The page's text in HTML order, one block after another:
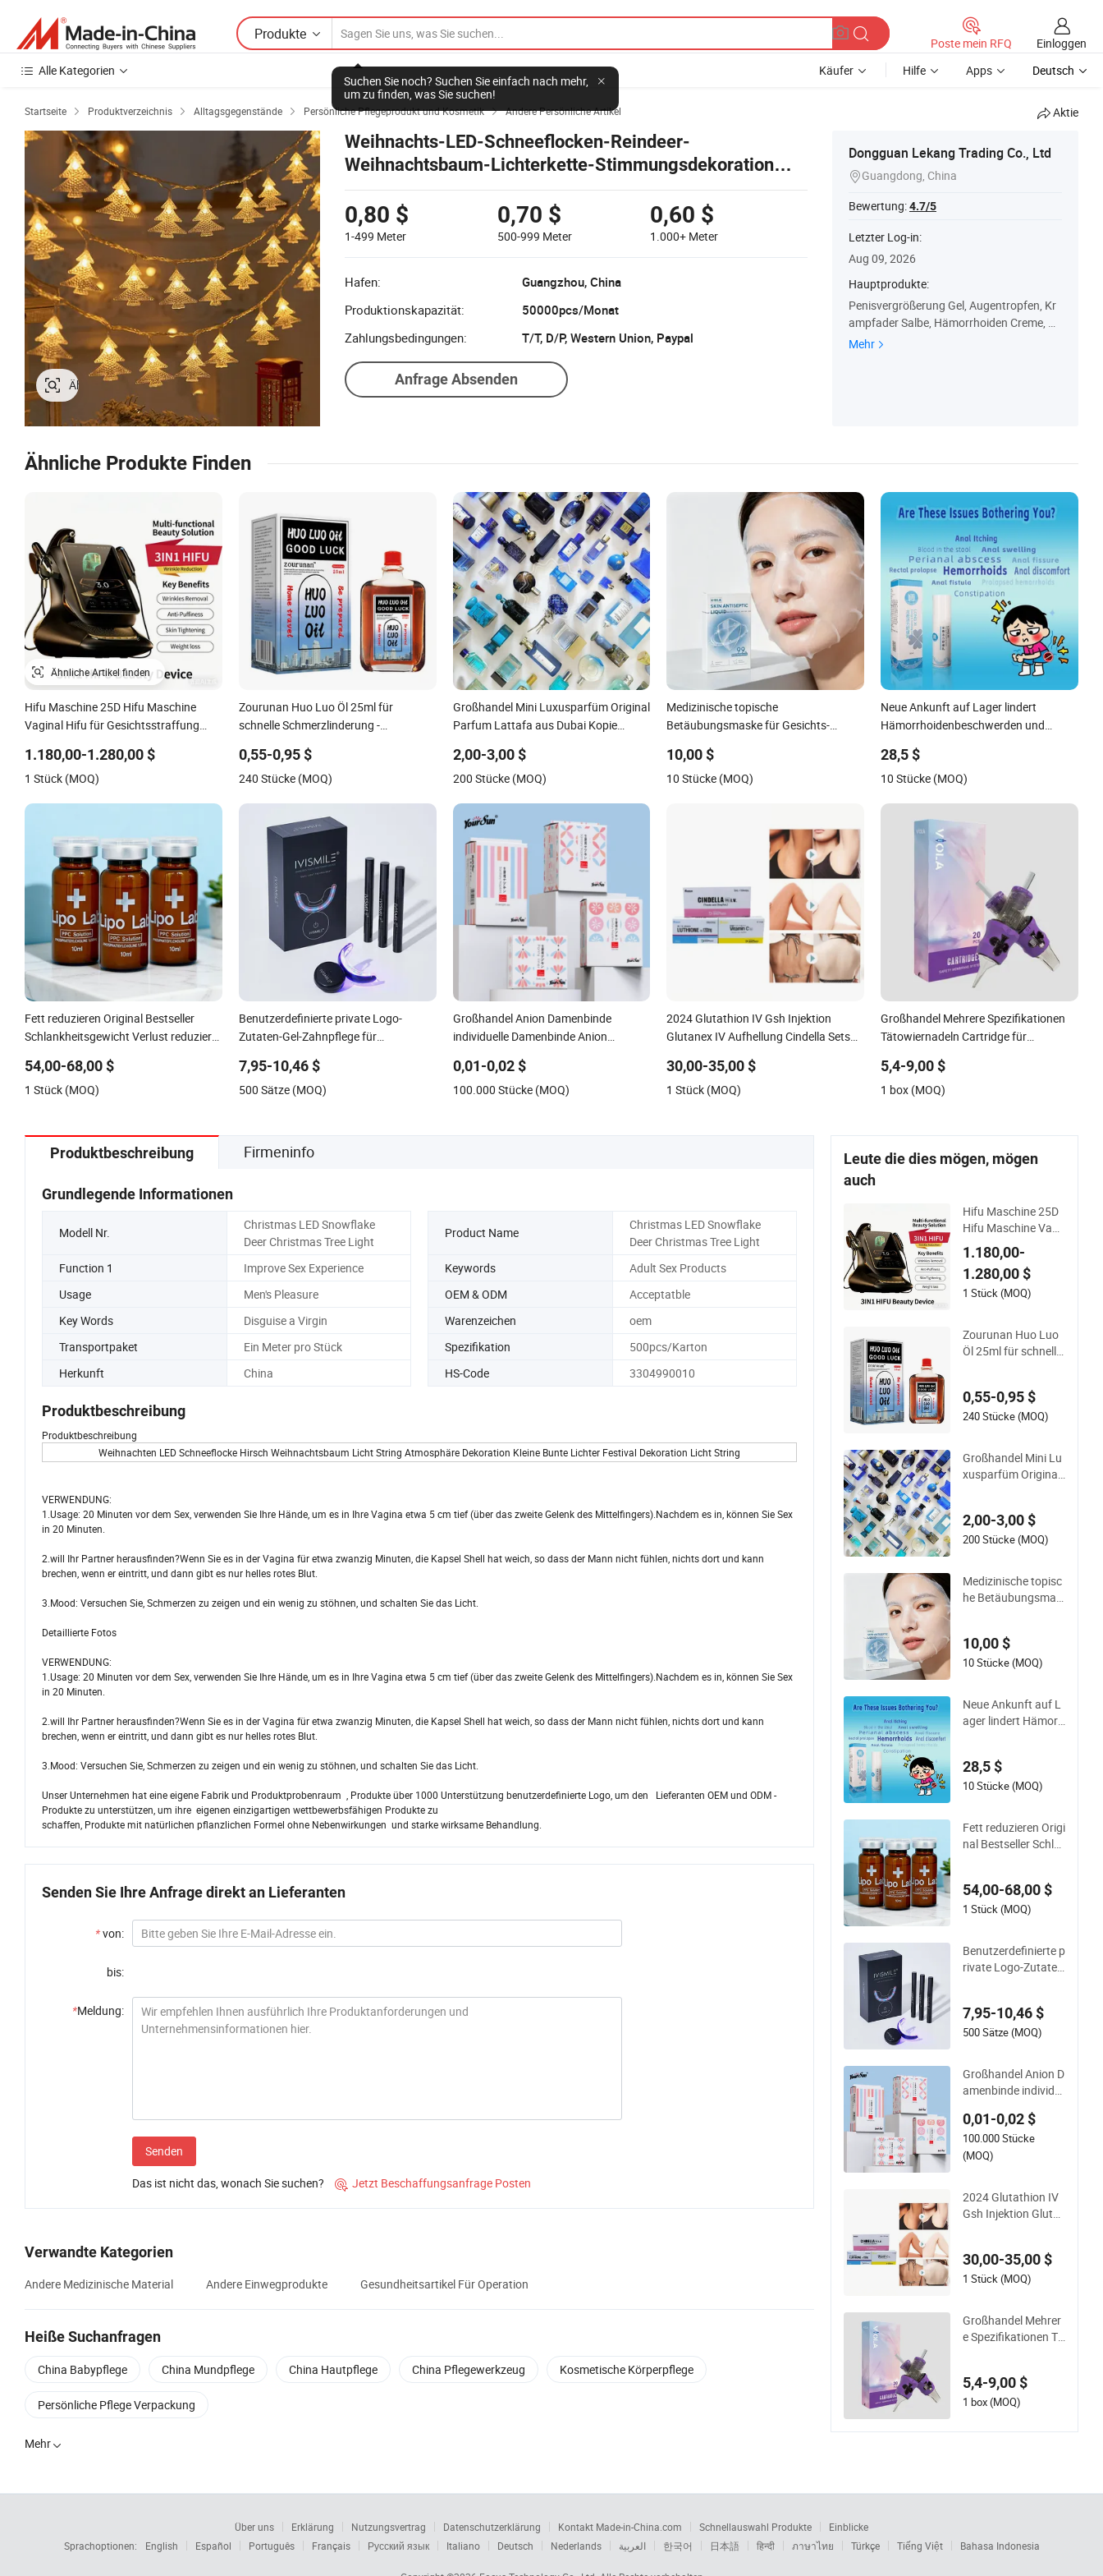
Produkte
Suchen Sie noch? Suchen Sie einfach nach mehr,
um zu finden, was Sie suchen!
Poste mein RFQ
Einloggen
Alle Kategorien
Käufer Hilfe Apps Deutsch
Startseite  Produktverzeichnis  Alltagsgegenstände  Persönliche Pflegeprodukt und Kosmetik  Andere Persönliche Artikel Aktie
Weihnachts-LED-Schneeflocken-Reindeer-
Weihnachtsbaum-Lichterkette-Stimmungsdekoration
kleine bunte Lichter Festtagsdekoration Lichterkette
0,80 $
1-499 Meter
0,70 $
500-999 Meter
0,60 $
1.000+ Meter
Hafen:
Guangzhou, China
Produktionskapazität:
50000pcs/Monat
Zahlungsbedingungen:
T/T, D/P, Western Union, Paypal
Anfrage Absenden
Dongguan Lekang Trading Co., Ltd
Guangdong, China
Bewertung:4.7/5
Letzter Log-in:
Aug 09, 2026
Hauptprodukte:
Penisvergrößerung Gel, Augentropfen, Kr
ampfader Salbe, Hämorrhoiden Creme, Ge
lenk Schmerzcreme, Rhinitis Spray, Schme
Mehr
Ähnliche Produkte Finden
Hifu Maschine 25D Hifu Maschine
Vaginal Hifu für Gesichtsstraffung
1.180,00-1.280,00 $
1 Stück (MOQ)
Zourunan Huo Luo Öl 25ml für
schnelle Schmerzlinderung -
für Nacken-, Gelenk- und
Rückenschmerzen - Fabrikdirekt
0,55-0,95 $
240 Stücke (MOQ)
Großhandel Mini Luxusparfüm Original
Parfum Lattafa aus Dubai Kopie
Duft China Parfüm Günstiger Verkauf
für Männer Frauen EU/US Lager
2,00-3,00 $
200 Stücke (MOQ)
Medizinische topische
Betäubungsmaske für Gesichts-
10,00 $
10 Stücke (MOQ)
Neue Ankunft auf Lager lindert
Hämorrhoidenbeschwerden und
28,5 $
10 Stücke (MOQ)
Fett reduzieren Original Bestseller
Schlankheitsgewicht Verlust reduziert
54,00-68,00 $
1 Stück (MOQ)
Benutzerdefinierte private Logo-
Zutaten-Gel-Zahnpflege für
Zahnaufhellungssets
7,95-10,46 $
500 Sätze (MOQ)
Großhandel Anion Damenbinde
individuelle Damenbinde Anion
0,01-0,02 $
100.000 Stücke (MOQ)
2024 Glutathion IV Gsh Injektion
Glutanex IV Aufhellung Cindella Sets
C Hautaufhellung Injektion
Schneewittchen Glutax
30,00-35,00 $
1 Stück (MOQ)
Großhandel Mehrere Spezifikationen
Tätowiernadeln Cartridge für
5,4-9,00 $
1 box (MOQ)
Produktbeschreibung Firmeninfo
Grundlegende Informationen
Modell Nr.
Christmas LED Snowflake
Deer Christmas Tree Light
Product Name
Christmas LED Snowflake
Deer Christmas Tree Light
Function 1
Improve Sex Experience Keywords
Adult Sex Products
Usage
Men's Pleasure OEM & ODM
Acceptatble
Key Words
Disguise a Virgin Warenzeichen
oem
Transportpaket
Ein Meter pro Stück Spezifikation
500pcs/Karton
Herkunft
China HS-Code 3304990010
Produktbeschreibung
Produktbeschreibung
Weihnachten LED Schneeflocke Hirsch Weihnachtsbaum Licht String Atmosphäre Dekoration Kleine Bunte Lichter Festival Dekoration Licht String
VERWENDUNG:
1.Usage: 20 Minuten vor dem Sex, verwenden Sie Ihre Hände, um es in Ihre Vagina etwa 5 cm tief (über das zweite Gelenk des Mittelfingers).Nachdem es in, können Sie Sex
in 20 Minuten.
2.will Ihr Partner herausfinden?Wenn Sie es in der Vagina für etwa zwanzig Minuten, die Kapsel Shell hat weich, so dass der Mann nicht fühlen, nichts dort und kann
brechen, wenn er eintritt, und dann gibt es nur helles rotes Blut.
3.Mood: Versuchen Sie, Schmerzen zu zeigen und ein wenig zu stöhnen, und schalten Sie das Licht.
Detaillierte Fotos
VERWENDUNG:
1.Usage: 20 Minuten vor dem Sex, verwenden Sie Ihre Hände, um es in Ihre Vagina etwa 5 cm tief (über das zweite Gelenk des Mittelfingers).Nachdem es in, können Sie Sex
in 20 Minuten.
2.will Ihr Partner herausfinden?Wenn Sie es in der Vagina für etwa zwanzig Minuten, die Kapsel Shell hat weich, so dass der Mann nicht fühlen, nichts dort und kann
brechen, wenn er eintritt, und dann gibt es nur helles rotes Blut.
3.Mood: Versuchen Sie, Schmerzen zu zeigen und ein wenig zu stöhnen, und schalten Sie das Licht.
Unser Unternehmen hat eine eigene Fabrik und Produktprobenraum , Produkte über 1000 Unterstützung benutzerdefinierte Logo, um den Lieferanten OEM und ODM -
Produkte zu unterstützen, um ihre eigenen einzigartigen wettbewerbsfähigen Produkte zu
schaffen, Produkte mit natürlichen pflanzlichen Formel ohne Nebenwirkungen und starke wirksame Behandlung.
Senden Sie Ihre Anfrage direkt an Lieferanten
*von:
bis:
*Meldung:
Senden
Das ist nicht das, wonach Sie suchen?  Jetzt Beschaffungsanfrage Posten
Verwandte Kategorien
Andere Medizinische Material Andere Einwegprodukte Gesundheitsartikel Für Operation
Heiße Suchanfragen
China Babypflege China Mundpflege China Hautpflege China Pflegewerkzeug Kosmetische Körperpflege
Persönliche Pflege Verpackung
Mehr
Leute die dies mögen, mögen
auch
Hifu Maschine 25D
Hifu Maschine Vagi
nal Hifu für Gesicht
sstraffung Hautstra
ffung Fettentfernun
g
1.180,00-
1.280,00 $
1 Stück (MOQ)
Zourunan Huo Luo
Öl 25ml für schnelle
er-Medikamentenöl
für Nacken-, Gelenk-
oßhandel &amp; Pri
vate Label OEM/OD
0,55-0,95 $
240 Stücke (MOQ)
Großhandel Mini Lu
xusparfüm Original
Arabische Klassisch
e Marke Duft China
rauen EU/US Lager
2,00-3,00 $
200 Stücke (MOQ)
Medizinische topisc
he Betäubungsmas
handlung
10,00 $
10 Stücke (MOQ)
Neue Ankunft auf L
ager lindert Hämorr
andte Symptome
28,5 $
10 Stücke (MOQ)
Fett reduzieren Origi
nal Bestseller Schla
t Doppelkinn
54,00-68,00 $
1 Stück (MOQ)
Benutzerdefinierte p
rivate Logo-Zutaten
sionelle kabellose Z
ahnaufhellungssets
7,95-10,46 $
500 Sätze (MOQ)
Großhandel Anion D
amenbinde individu
on Damenbinden
0,01-0,02 $
100.000 Stücke
(MOQ)
2024 Glutathion IV
Gsh Injektion Gluta
Luthione Thioctsäur
e Vitamin C Hautauf
x
30,00-35,00 $
1 Stück (MOQ)
Großhandel Mehrer
e Spezifikationen Tä
Körperkunst
5,4-9,00 $
1 box (MOQ)
Über uns Erklärung Nutzungsvertrag Datenschutzerklärung Kontakt Made-in-China.com Schnellauswahl Produkte
Einblicke
Sprachoptionen:
English Español Português Français Русский язык Italiano Deutsch Nederlands العربية 한국어 日本語 हिन्दी ภาษาไทย Türkçe Tiếng Việt Bahasa Indonesia